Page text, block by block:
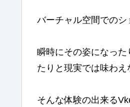
バーチャル空間でのシ
瞬時にその姿になっ
たりと現実では味わえ
そんな体験の出来る